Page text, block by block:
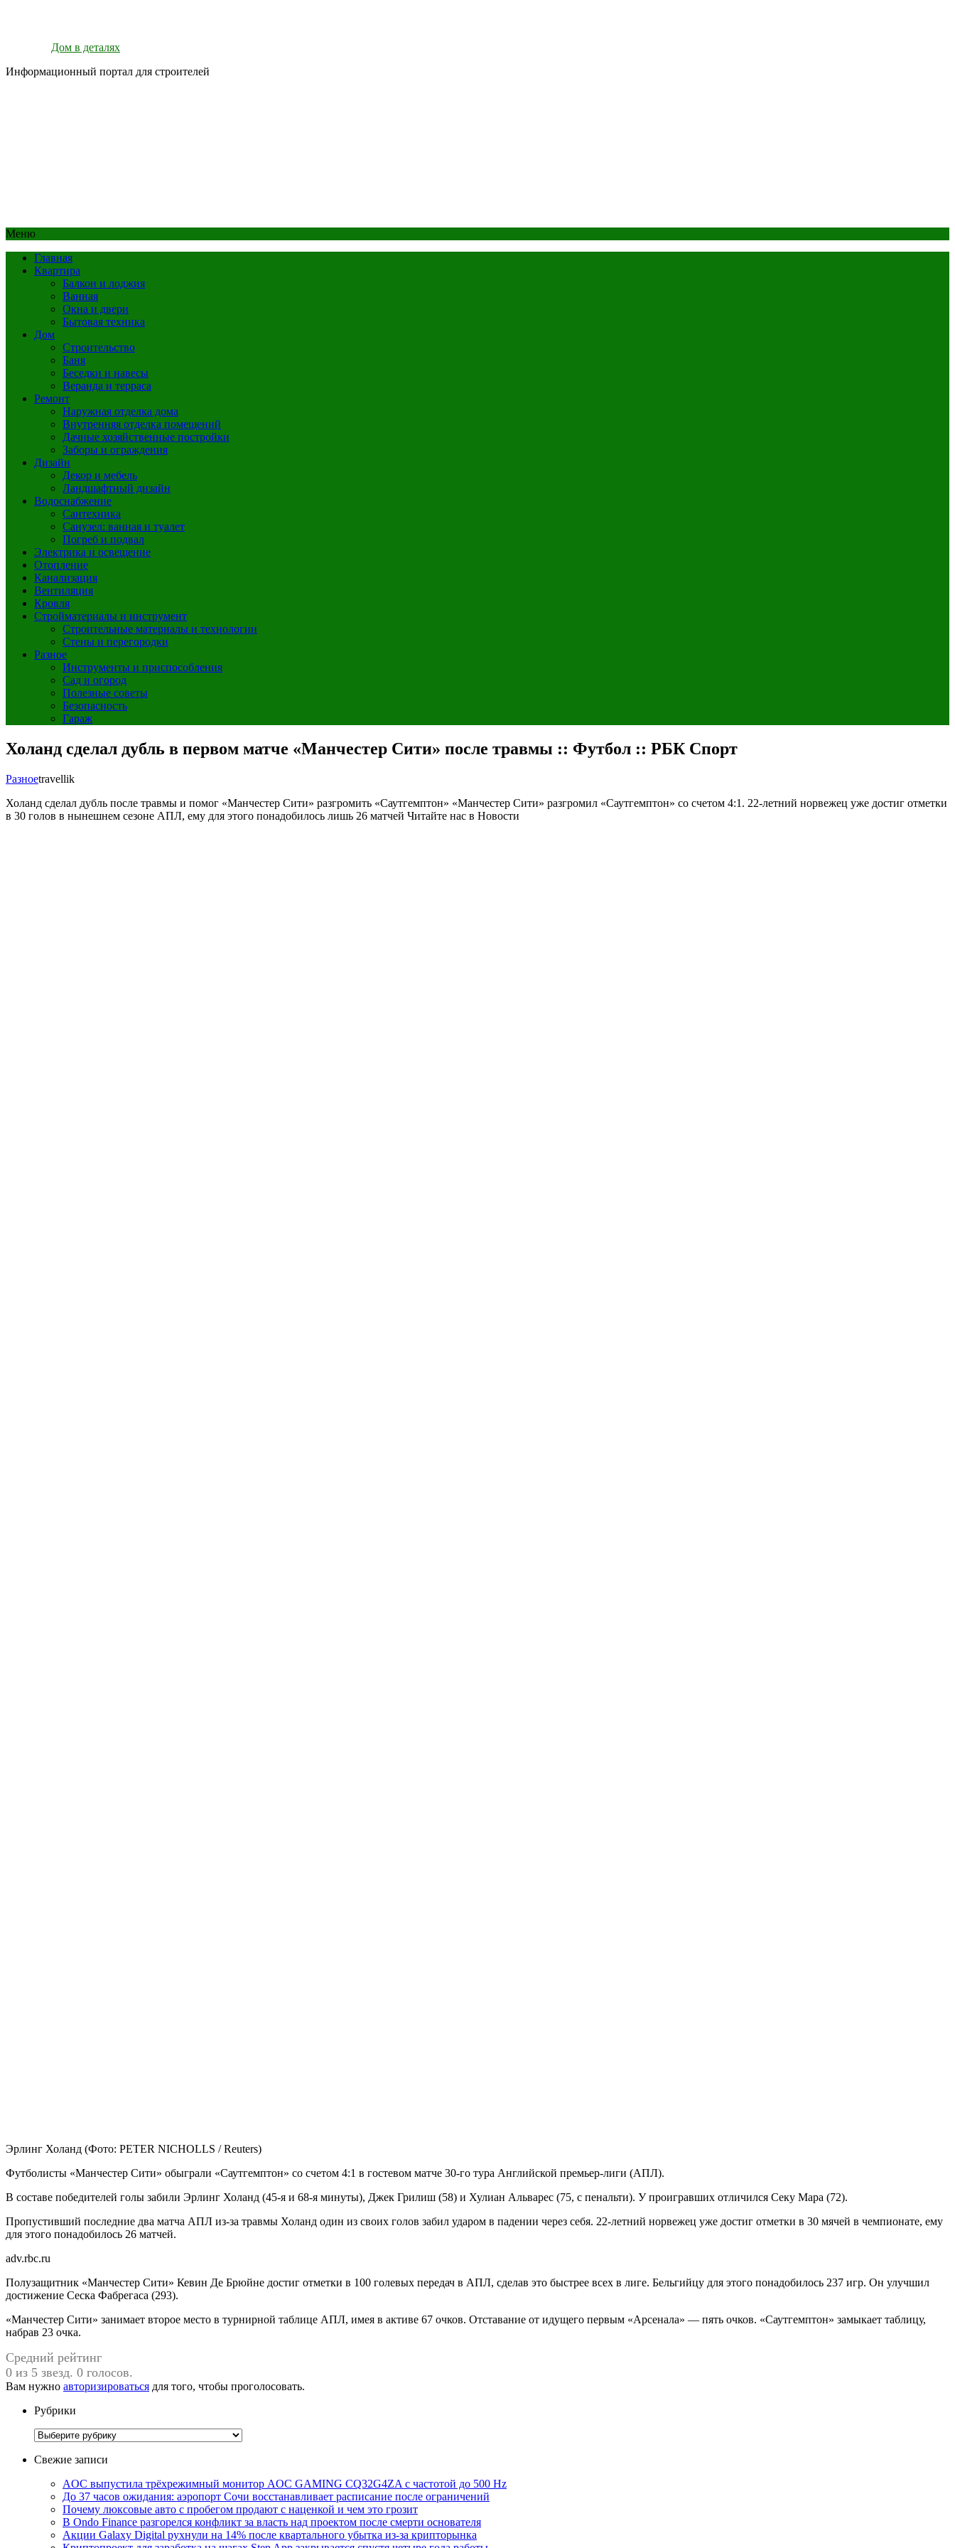
Дом в деталях
Информационный портал для строителей
Меню
Главная
Квартира
Балкон и лоджия
Ванная
Окна и двери
Бытовая техника
Дом
Строительство
Баня
Беседки и навесы
Веранда и терраса
Ремонт
Наружная отделка дома
Внутренняя отделка помещений
Дачные хозяйственные постройки
Заборы и ограждения
Дизайн
Декор и мебель
Ландшафтный дизайн
Водоснабжение
Сантехника
Санузел: ванная и туалет
Погреб и подвал
Электрика и освещение
Отопление
Канализация
Вентиляция
Кровля
Стройматериалы и инструмент
Строительные материалы и технологии
Стены и перегородки
Разное
Инструменты и приспособления
Сад и огород
Полезные советы
Безопасность
Гараж
Холанд сделал дубль в первом матче «Манчестер Сити» после травмы :: Футбол :: РБК Спорт
Разноеtravellik
Холанд сделал дубль после травмы и помог «Манчестер Сити» разгромить «Саутгемптон» «Манчестер Сити» разгромил «Саутгемптон» со счетом 4:1. 22-летний норвежец уже достиг отметки
в 30 голов в нынешнем сезоне АПЛ, ему для этого понадобилось лишь 26 матчей Читайте нас в Новости
Эрлинг Холанд (Фото: PETER NICHOLLS / Reuters)
Футболисты «Манчестер Сити» обыграли «Саутгемптон» со счетом 4:1 в гостевом матче 30-го тура Английской премьер-лиги (АПЛ).
В составе победителей голы забили Эрлинг Холанд (45-я и 68-я минуты), Джек Грилиш (58) и Хулиан Альварес (75, с пенальти). У проигравших отличился Секу Мара (72).
Пропустивший последние два матча АПЛ из-за травмы Холанд один из своих голов забил ударом в падении через себя. 22-летний норвежец уже достиг отметки в 30 мячей в чемпионате, ему
для этого понадобилось 26 матчей.
adv.rbc.ru
Полузащитник «Манчестер Сити» Кевин Де Брюйне достиг отметки в 100 голевых передач в АПЛ, сделав это быстрее всех в лиге. Бельгийцу для этого понадобилось 237 игр. Он улучшил
достижение Сеска Фабрегаса (293).
«Манчестер Сити» занимает второе место в турнирной таблице АПЛ, имея в активе 67 очков. Отставание от идущего первым «Арсенала» — пять очков. «Саутгемптон» замыкает таблицу,
набрав 23 очка.
Средний рейтинг
0 из 5 звезд. 0 голосов.
Вам нужно авторизироваться для того, чтобы проголосовать.
Рубрики
Рубрики
Свежие записи
AOC выпустила трёхрежимный монитор AOC GAMING CQ32G4ZA с частотой до 500 Hz
До 37 часов ожидания: аэропорт Сочи восстанавливает расписание после ограничений
Почему люксовые авто с пробегом продают с наценкой и чем это грозит
В Ondo Finance разгорелся конфликт за власть над проектом после смерти основателя
Акции Galaxy Digital рухнули на 14% после квартального убытка из-за крипторынка